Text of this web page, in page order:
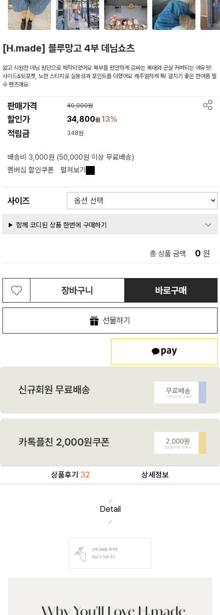
[H.made] 블루망고 4부 데님쇼츠
얇고 시원한 데님 원단으로 제작되었어요 복부를 편안하게 감싸는 복대와 군살 커버되는 여유핏!
사이드&뒷포켓, 노란 스티치로 실용성과 포인트를 더했어요 캐주얼하게 톡! 걸치기 좋은 한여름 필
수 팬츠예요
판매가격 40,000원
할인가 34,800원13%
적립금 348원
배송비 3,000원 (50,000원 이상 무료배송)
멤버십 할인쿠폰
펼쳐보기
사이즈
함께 코디된 상품 한번에 구매하기
총 상품 금액 0 원
장바구니 바로구매
선물하기
상품후기 32 상세정보
Detail
상세 정보를 확대해
보실 수 있습니다.